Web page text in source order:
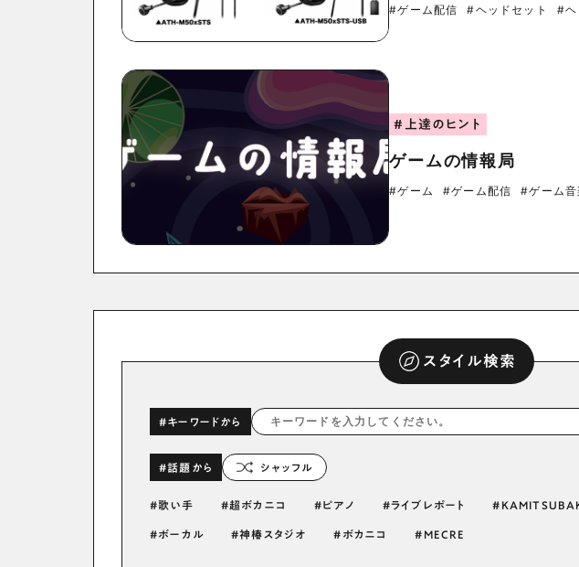
#ゲーム配信 #ヘッドセット #ヘ
#上達のヒント
ゲームの情報局
#ゲーム #ゲーム配信 #ゲーム音
スタイル検索
#キーワードから
#話題から シャッフル
歌い手 超ボカニコ ピアノ ライブレポート
ボーカル 神椿スタジオ ボカニコ MECRE